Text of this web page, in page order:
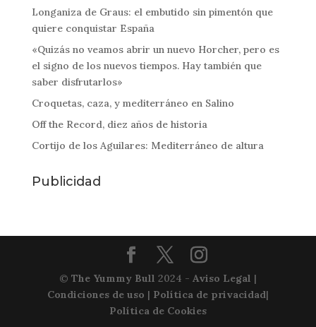
Longaniza de Graus: el embutido sin pimentón que
quiere conquistar España
«Quizás no veamos abrir un nuevo Horcher, pero es
el signo de los nuevos tiempos. Hay también que
saber disfrutarlos»
Croquetas, caza, y mediterráneo en Salino
Off the Record, diez años de historia
Cortijo de los Aguilares: Mediterráneo de altura
Publicidad
© The Yummy Bull 2024 - Aviso Legal |
Condiciones de uso | Política de privacidad|
Política de Cookies